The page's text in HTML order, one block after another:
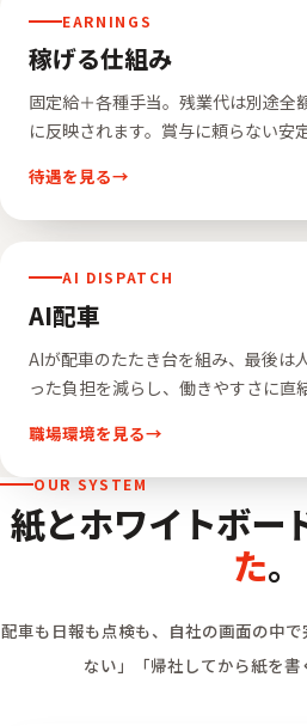
EARNINGS
稼げる仕組み
固定給＋各種手当。残業代は別途全
に反映されます。賞与に頼らない安
待遇を見る
AI DISPATCH
AI配車
AIが配車のたたき台を組み、最後は
った負担を減らし、働きやすさに直
職場環境を見る
OUR SYSTEM
紙とホワイトボー
た。
配車も日報も点検も、自社の画面の中で
ない」「帰社してから紙を書